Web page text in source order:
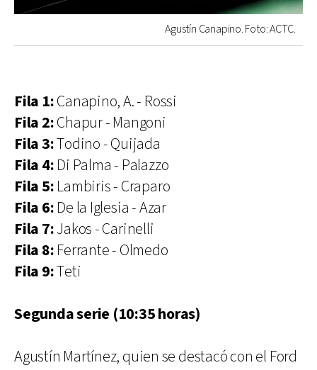
Agustín Canapino. Foto: ACTC.
Fila 1:Canapino, A. - Rossi
Fila 2:Chapur - Mangoni
Fila 3:Todino - Quijada
Fila 4:Di Palma - Palazzo
Fila 5:Lambiris - Craparo
Fila 6:De la Iglesia - Azar
Fila 7:Jakos - Carinelli
Fila 8:Ferrante - Olmedo
Fila 9:Teti
Segunda serie (10:35 horas)
Agustín Martínez, quien se destacó con el Ford